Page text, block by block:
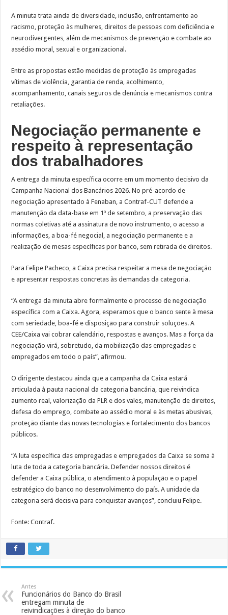
A minuta trata ainda de diversidade, inclusão, enfrentamento ao
racismo, proteção às mulheres, direitos de pessoas com deficiência e
neurodivergentes, além de mecanismos de prevenção e combate ao
assédio moral, sexual e organizacional.
Entre as propostas estão medidas de proteção às empregadas
vítimas de violência, garantia de renda, acolhimento,
acompanhamento, canais seguros de denúncia e mecanismos contra
retaliações.
Negociação permanente e
respeito à representação
dos trabalhadores
A entrega da minuta específica ocorre em um momento decisivo da
Campanha Nacional dos Bancários 2026. No pré-acordo de
negociação apresentado à Fenaban, a Contraf-CUT defende a
manutenção da data-base em 1º de setembro, a preservação das
normas coletivas até a assinatura de novo instrumento, o acesso a
informações, a boa-fé negocial, a negociação permanente e a
realização de mesas específicas por banco, sem retirada de direitos.
Para Felipe Pacheco, a Caixa precisa respeitar a mesa de negociação
e apresentar respostas concretas às demandas da categoria.
“A entrega da minuta abre formalmente o processo de negociação
específica com a Caixa. Agora, esperamos que o banco sente à mesa
com seriedade, boa-fé e disposição para construir soluções. A
CEE/Caixa vai cobrar calendário, respostas e avanços. Mas a força da
negociação virá, sobretudo, da mobilização das empregadas e
empregados em todo o país”, afirmou.
O dirigente destacou ainda que a campanha da Caixa estará
articulada à pauta nacional da categoria bancária, que reivindica
aumento real, valorização da PLR e dos vales, manutenção de direitos,
defesa do emprego, combate ao assédio moral e às metas abusivas,
proteção diante das novas tecnologias e fortalecimento dos bancos
públicos.
“A luta específica das empregadas e empregados da Caixa se soma à
luta de toda a categoria bancária. Defender nossos direitos é
defender a Caixa pública, o atendimento à população e o papel
estratégico do banco no desenvolvimento do país. A unidade da
categoria será decisiva para conquistar avanços”, concluiu Felipe.
Fonte: Contraf.
Antes
Funcionários do Banco do Brasil
entregam minuta de
reivindicações à direção do banco